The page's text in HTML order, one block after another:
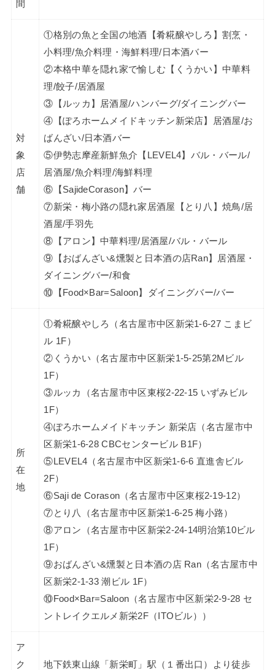
間
対
象
店
舗
①格別の魚と全国の地酒【肴糀醸やしろ】割烹・
小料理/魚介料理・海鮮料理/日本酒バー
②本格中華を隠れ家で愉しむ【くうかい】中華料
理/餃子/居酒屋
③【ルッカ】居酒屋/ハンバーグ/ダイニングバー
④【ぽろホームメイドキッチン新栄店】居酒屋/お
ばんざい/日本酒バー
⑤伊勢志摩産新鮮魚介【LEVEL4】バル・バール/
居酒屋/魚介料理/海鮮料理
⑥【SajideCorason】バー
⑦新栄・梅小路の隠れ家居酒屋【とり八】焼鳥/居
酒屋/手羽先
⑧【アロン】中華料理/居酒屋/バル・バール
⑨【おばんざい&燻製と日本酒の店Ran】居酒屋・
ダイニングバー/和食
⑩【Food×Bar=Saloon】ダイニングバー/バー
所
在
地
①肴糀醸やしろ（名古屋市中区新栄1-6-27 こまビ
ル 1F）
②くうかい（名古屋市中区新栄1-5-25第2Mビル
1F）
③ルッカ（名古屋市中区東桜2-22-15 いずみビル
1F）
④ぽろホームメイドキッチン 新栄店（名古屋市中
区新栄1-6-28 CBCセンタービル B1F）
⑤LEVEL4（名古屋市中区新栄1-6-6 直進舎ビル
2F）
⑥Saji de Corason（名古屋市中区東桜2-19-12）
⑦とり八（名古屋市中区新栄1-6-25 梅小路）
⑧アロン（名古屋市中区新栄2-24-14明治第10ビル
1F）
⑨おばんざい&燻製と日本酒の店 Ran（名古屋市中
区新栄2-1-33 潮ビル 1F）
⑩Food×Bar=Saloon（名古屋市中区新栄2-9-28 セ
ントレイクエルメ新栄2F（ITOビル））
ア
ク
地下鉄東山線「新栄町」駅（１番出口）より徒歩